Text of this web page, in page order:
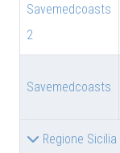
Savemedcoasts
2
Savemedcoasts
Regione Sicilia